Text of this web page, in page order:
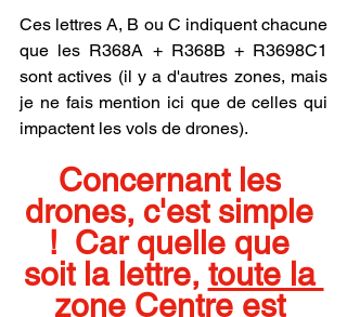
Ces lettres A, B ou C indiquent chacune
que les R368A + R368B + R3698C1
sont actives (il y a d'autres zones, mais
je ne fais mention ici que de celles qui
impactent les vols de drones).
Concernant les
drones, c'est simple
!  Car quelle que
soit la lettre, toute la
zone Centre est